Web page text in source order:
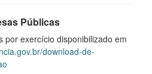
Públicas
por exercício disponibilizado em
download-de-